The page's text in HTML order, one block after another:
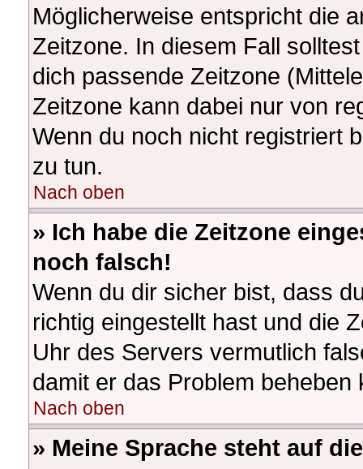
Möglicherweise entspricht die
Zeitzone. In diesem Fall
dich passende Zeitzone
Zeitzone kann dabei nur von
Wenn du noch nicht registriert
zu tun.
Nach oben
» Ich habe die Zeitzone
noch falsch!
Wenn du dir sicher bist, dass
richtig eingestellt hast und die
Uhr des Servers vermutlich
damit er das Problem beheben
Nach oben
» Meine Sprache steht auf